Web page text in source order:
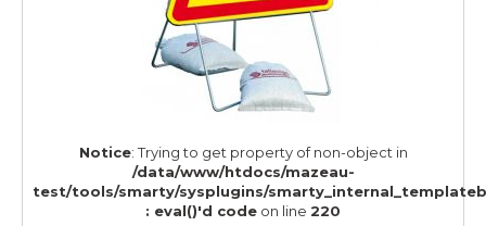
Notice: Trying to get property of non-object in
/data/www/htdocs/mazeau-
test/tools/smarty/sysplugins/
: eval()'d code on line 220